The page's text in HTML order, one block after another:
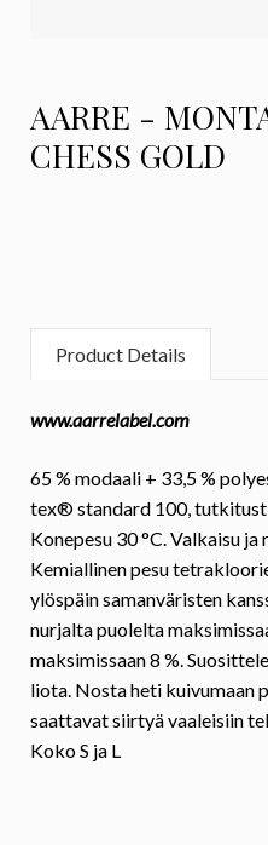
AARRE -
CHESS GOLD
Product Details
www.aarrelabel.com
65 % modaali + 33,5 %
tex® standard 100,
Konepesu 30 °C. Valkaisu
Kemiallinen pesu
ylöspäin samanväristen
nurjalta puolelta
maksimissaan 8 %.
liota. Nosta heti kuivumaan
saattavat siirtyä vaaleisiin
KokoS ja L